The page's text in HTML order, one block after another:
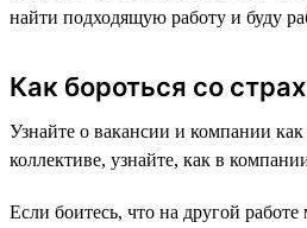
найти подходящую работу и буду
Как бороться со
Узнайте о вакансии и компании
коллективе, узнайте, как в
Если боитесь, что на другой